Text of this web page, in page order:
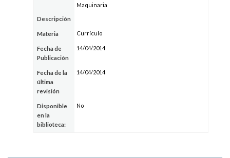
Maquinaria
Descripción
Materia Currículo
Fecha de
Publicación
14/04/2014
Fecha de la
última
revisión
14/04/2014
Disponible
en la
biblioteca:
No